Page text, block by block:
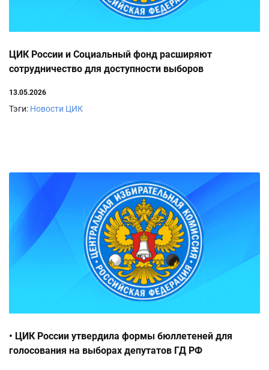
ЦИК России и Социальный фонд расширяют
сотрудничество для доступности выборов
13.05.2026
Тэги: Новости ЦИК
• ЦИК России утвердила формы бюллетеней для
голосования на выборах депутатов ГД РФ